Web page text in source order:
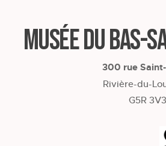
Musée du Bas-
300 rue
Rivière-du-
G5R 3V3